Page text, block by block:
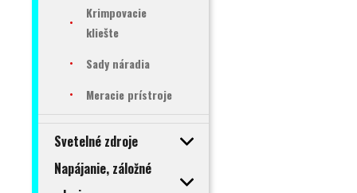
Krimpovacie
kliešte
Sady náradia
Meracie prístroje
Svetelné zdroje
Napájanie, záložné